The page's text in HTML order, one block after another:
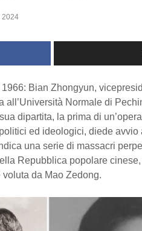
2024
1966: Bian Zhongyun,
all’Università Normale di
dipartita, la prima di
ed ideologici, diede avvio
una serie di massacri
Repubblica popolare
voluta da Mao Zedong.